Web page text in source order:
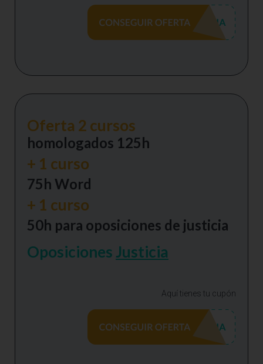
Oferta 2 cursos
homologados 125h
+ 1 curso
75h Word
+ 1 curso
50h para oposiciones de justicia
Oposiciones Justicia
Aquí tienes tu cupón